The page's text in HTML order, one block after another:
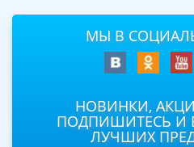
МЫ В
НОВИНКИ,
ПОДПИШИТЕСЬ И
ЛУЧШИХ